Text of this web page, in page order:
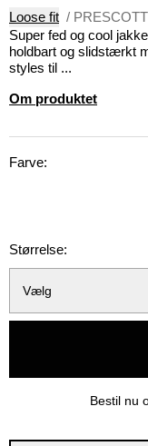
Loose fit /
Super fed og cool
holdbart og slidstærkt
styles til ...
Om produktet
Farve:
Størrelse:
Vælg
Bestil nu